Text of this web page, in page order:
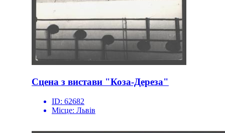
Сцена з вистави "Коза-Дереза"
ID: 62682
Місце: Львів